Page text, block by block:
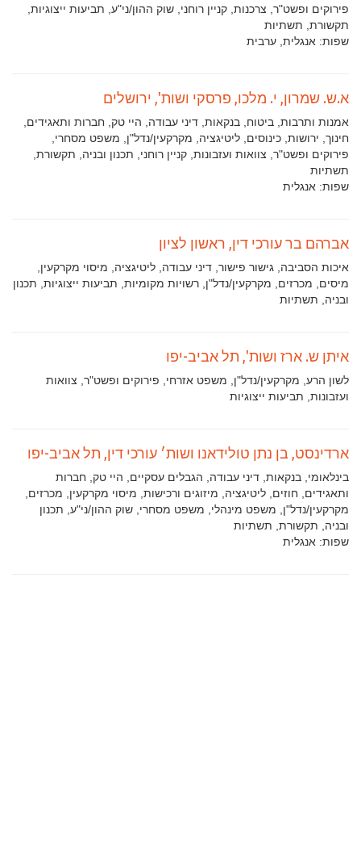
פירוקים ופשט"ר, צרכנות, קניין רוחני, שוק ההון/ני"ע, תביעות ייצוגיות,
תקשורת, תשתיות
שפות: אנגלית, ערבית
א.ש. שמרון, י. מלכו, פרסקי ושות', ירושלים
תחומי
עיסוק:
אמנות ותרבות, ביטוח, בנקאות, דיני עבודה, היי טק, חברות ותאגידים,
חינוך, ירושות, כינוסים, ליטיגציה, מקרקעין/נדל"ן, משפט מסחרי,
פירוקים ופשט"ר, צוואות ועזבונות, קניין רוחני, תכנון ובניה, תקשורת,
תשתיות
שפות: אנגלית
אברהם בר עורכי דין, ראשון לציון
תחומי
עיסוק:
איכות הסביבה, גישור פישור, דיני עבודה, ליטיגציה, מיסוי מקרקעין,
מיסים, מכרזים, מקרקעין/נדל"ן, רשויות מקומיות, תביעות ייצוגיות, תכנון
ובניה, תשתיות
איתן ש. ארז ושות', תל אביב-יפו
תחומי
עיסוק:
לשון הרע, מקרקעין/נדל"ן, משפט אזרחי, פירוקים ופשט"ר, צוואות
ועזבונות, תביעות ייצוגיות
ארדינסט, בן נתן טולידאנו ושות׳ עורכי דין, תל אביב-יפו
תחומי
עיסוק:
בינלאומי, בנקאות, דיני עבודה, הגבלים עסקיים, היי טק, חברות
ותאגידים, חוזים, ליטיגציה, מיזוגים ורכישות, מיסוי מקרקעין, מכרזים,
מקרקעין/נדל"ן, משפט מינהלי, משפט מסחרי, שוק ההון/ני"ע, תכנון
ובניה, תקשורת, תשתיות
שפות: אנגלית